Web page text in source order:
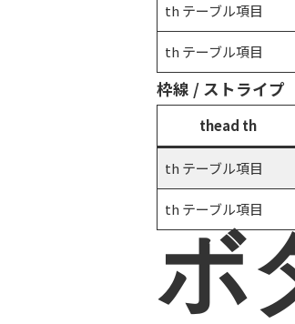
th テーブル項目
th テーブル項目
枠線 / ストライプ
thead th
th テーブル項目
th テーブル項目
ボ